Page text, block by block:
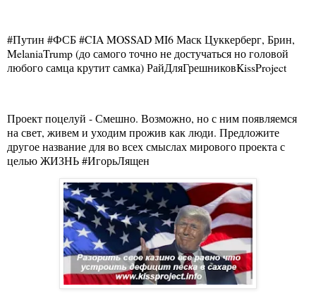
#Путин #ФСБ #CIA MOSSAD MI6 Маск Цуккерберг, Брин,
MelaniaTrump (до самого точно не достучаться но головой
любого самца крутит самка) РайДляГрешниковKissProject
Проект поцелуй - Смешно. Возможно, но с ним появляемся
на свет, живем и уходим прожив как люди. Предложите
другое название для во всех смыслах мирового проекта с
целью ЖИЗНЬ #ИгорьЛящен